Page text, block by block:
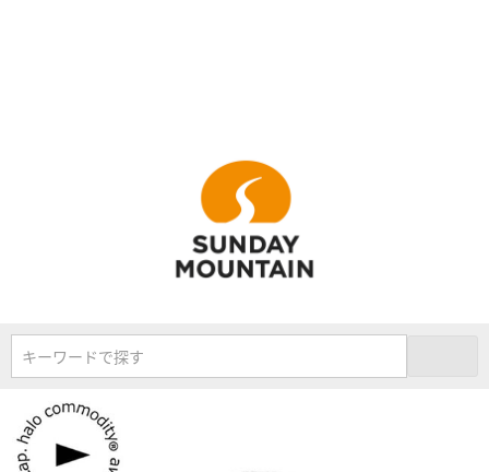
キーワードで探す